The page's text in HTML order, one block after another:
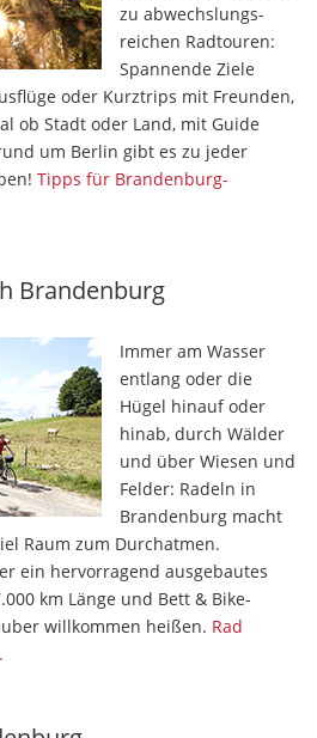
zu ab­wechs­lungs­
reichen Radtouren:
Spannende Ziele
oder Kurztrips mit Freunden,
ob Stadt oder Land, mit Guide
um Berlin gibt es zu jeder
Tipps für Brandenburg-
Brandenburg
Immer am Wasser
entlang oder die
Hügel hinauf oder
hinab, durch Wälder
und über Wiesen und
Felder: Radeln in
Brandenburg macht
Raum zum Durchatmen.
ein hervorragend ausgebautes
km Länge und Bett & Bike-
willkommen heißen. Rad